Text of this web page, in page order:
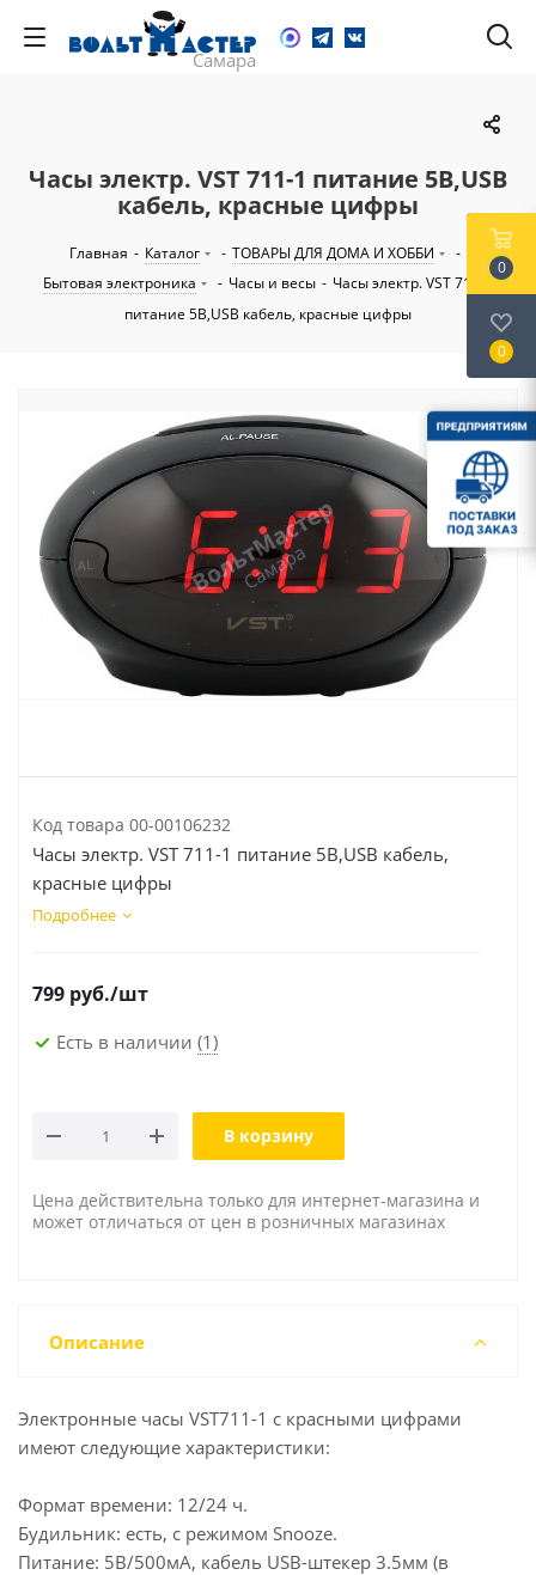
Часы электр. VST 711-1 питание 5В,USB
кабель, красные цифры
Главная - Каталог - ТОВАРЫ ДЛЯ ДОМА И ХОББИ
-
Бытовая электроника
- Часы и весы - Часы электр. VST 711-1
питание 5В,USB кабель, красные цифры
Код товара 00-00106232
Часы электр. VST 711-1 питание 5В,USB кабель,
красные цифры
Подробнее
799 руб./шт
Есть в наличии (1)
В корзину
Цена действительна только для интернет-магазина и
может отличаться от цен в розничных магазинах
Описание
Электронные часы VST711-1 с красными цифрами
имеют следующие характеристики:
Формат времени: 12/24 ч.
Будильник: есть, с режимом Snooze.
Питание: 5В/500мА, кабель USB-штекер 3.5мм (в
0
0